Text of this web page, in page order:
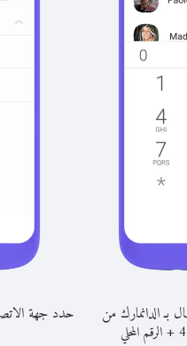
بـ الدانمارك من
+الرقم المحلي
حدد جهة